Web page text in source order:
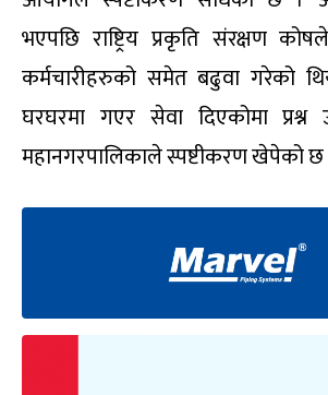
भएपछि राष्ट्रिय प्रकृति संरक्षण
कर्मचारीहरुको समेत बढुवा गरेको
घरघरमा गएर सेवा दिएकोमा प्रश्न
महानगरपालिकाले स्पष्टीकरण खेपेको छ